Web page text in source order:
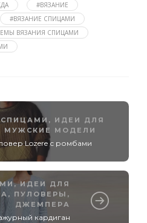
#ВЯЗАНИЕ
#ВЯЗАНИЕ СПИЦАМИ
ВЯЗАНИЯ СПИЦАМИ
, ИДЕИ ДЛЯ
МУЖСКИЕ МОДЕЛИ
Lozere с ромбами
,ИДЕИ ДЛЯ
ПУЛОВЕРЫ,
ДЖЕМПЕРА
кардиган